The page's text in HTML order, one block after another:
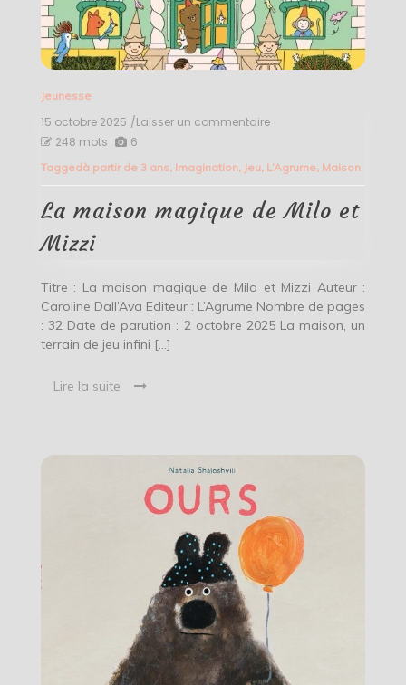
Jeunesse
15 octobre 2025 /Laisser un commentaireon
magique
Milo
et
248 mots 6
Taggedà partir de 3 ans Imagination, Jeu, L’Agrume, Maison
La maison magique de Milo et
Mizzi
Titre : La maison magique de Milo et Mizzi Auteur :
Caroline Dall’Ava Editeur : L’Agrume Nombre de pages
: 32 Date de parution : 2 octobre 2025 La maison, un
terrain de jeu infini […]
Lire la suite